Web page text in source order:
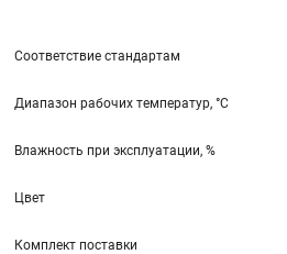
Соответствие стандартам
Диапазон рабочих температур, °С
Влажность при эксплуатации, %
Цвет
Комплект поставки